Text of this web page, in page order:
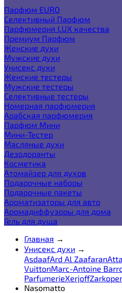
Парфюм EURO
Селективный Парфюм
Парфюмерия LUX качества
Премиум Парфюм
Женские духи
Мужские духи
Унисекс духи
Женские тестеры
Мужские тестеры
Селективные тестеры
Номерная парфюмерия
Арабская парфюмерия
Парфюм Мини
Мини-Тестер
Масляные духи
Дезодоранты
Косметика
Атомайзер для духов
Подарочные наборы
Подарочные пакеты
Ароматизаторы для авто
Аромадиффузоры для дома
Гель для душа
Главная →
Унисекс духи →
AsdaafArd Al Zaafaran
VuittonMarc-Antoine
ParfumerieXerjoff
Nasomatto